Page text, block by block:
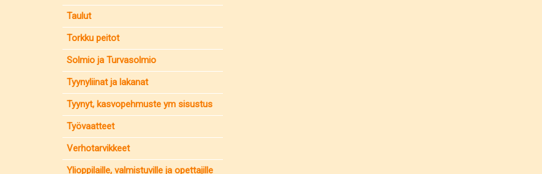
Taulut
Torkku peitot
Solmio ja Turvasolmio
Tyynyliinat ja lakanat
Tyynyt, kasvopehmuste ym sisustus
Työvaatteet
Verhotarvikkeet
Ylioppilaille, valmistuville ja opettajille